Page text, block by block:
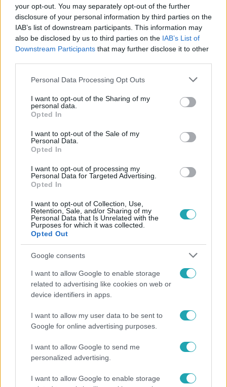
your opt-out. You may separately opt-out of the further
disclosure of your personal information by third parties on the
IAB’s list of downstream participants. This information may
also be disclosed by us to third parties on the IAB’s List of
Downstream Participants that may further disclose it to other
Please note that this website/app uses one or more Google
not limited to your visit or usage behaviour. You may click to
grant or deny consent to Google and its third-party tags to
use your data for below specified purposes in below Google
consent section.
Personal Data Processing Opt Outs
I want to opt-out of the Sharing of my
personal data.
Opted In
I want to opt-out of the Sale of my
Personal Data.
Opted In
I want to opt-out of processing my
Personal Data for Targeted Advertising.
Opted In
I want to opt-out of Collection, Use,
Retention, Sale, and/or Sharing of my
Personal Data that Is Unrelated with the
Purposes for which it was collected.
Opted Out
Google consents
I want to allow Google to enable storage
related to advertising like cookies on web or
device identifiers in apps.
I want to allow my user data to be sent to
Google for online advertising purposes.
I want to allow Google to send me
personalized advertising.
I want to allow Google to enable storage
2018. január 26. 7:37
Meztelenkedés családon belül?
Vannak családok, akiknél természetes dolog, hogy
pucérkodnak a gyerekek előtt, de mégis sokan ódzkodnak
tőle. Ez egy teljesen normális dolog, vagy jobb, ha inkább
leszoknak róla a szülők? Regős Judit, családi tanácsadó
járt utána a kérdésnek.
Reggeli
Csobot Adéléknál nem tabu a pucérkodás
stúdióba, és elmondta saját véleményét.